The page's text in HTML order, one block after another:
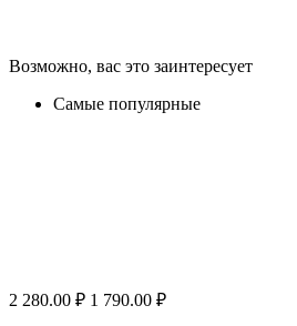
Возможно, вас это заинтересует
Самые популярные
2 280.00 ₽ 1 790.00 ₽